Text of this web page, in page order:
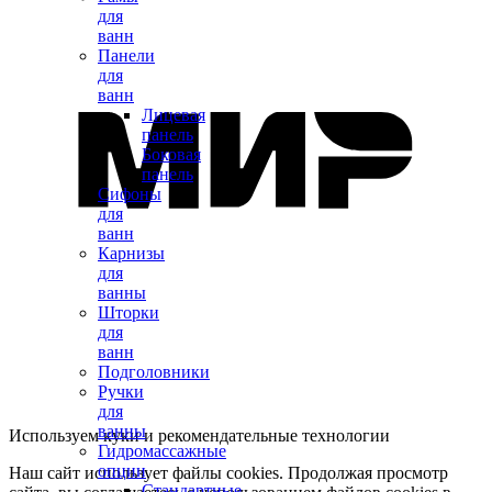
для
ванн
Панели
для
ванн
Лицевая
панель
Боковая
панель
Сифоны
для
ванн
Карнизы
для
ванны
Шторки
для
ванн
Подголовники
Ручки
для
ванны
Гидромассажные
опции
Используем куки и рекомендательные технологии
Наш сайт использует файлы cookies. Продолжая просмотр